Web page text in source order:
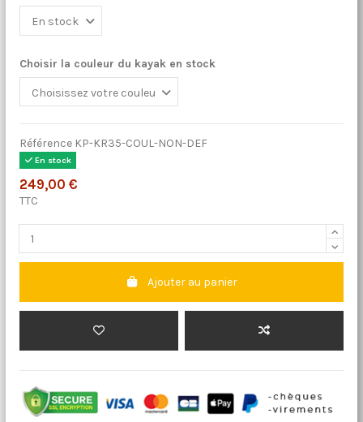
Choisir la couleur du kayak en stock
Référence KP-KR35-COUL-NON-DEF
En stock
249,00 €
TTC
Ajouter au panier